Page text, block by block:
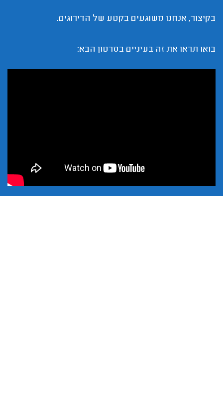
בקיצור, אנחנו משוגעים בקטע של הדירוגים.
בואו תראו את זה בעיניים בסרטון הבא: